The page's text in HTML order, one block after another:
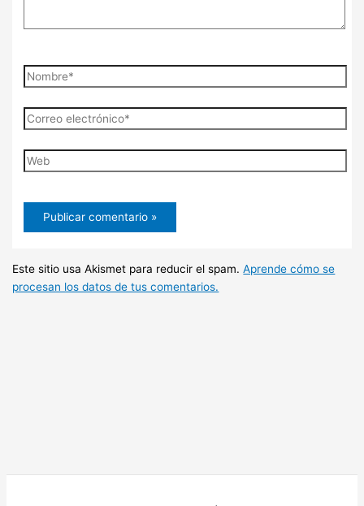
Nombre*
Correo
electrónico*
Web
Este sitio usa Akismet para reducir el spam.Aprende cómo se
procesan los datos de tus comentarios.